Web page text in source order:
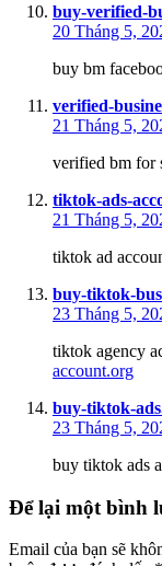
buy-verified-
20 Tháng 5,
buy bm
verified-
21 Tháng 5,
verified bm for
tiktok-ads-
21 Tháng 5,
tiktok ad
buy-tiktok-
23 Tháng 5,
tiktok agency
account.org
buy-tiktok-
23 Tháng 5,
buy tiktok ads
Để lại một bình
Email của bạn sẽ